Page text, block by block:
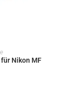
Nikon MF